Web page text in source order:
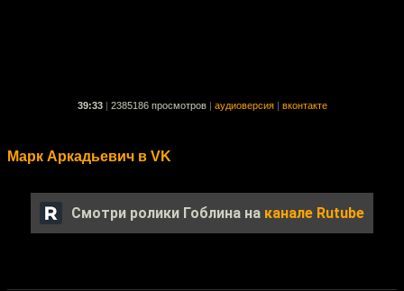
39:33 2385186 просмотров аудиоверсия вконтакте
Марк Аркадьевич в VK
Смотри ролики Гоблина на канале Rutube